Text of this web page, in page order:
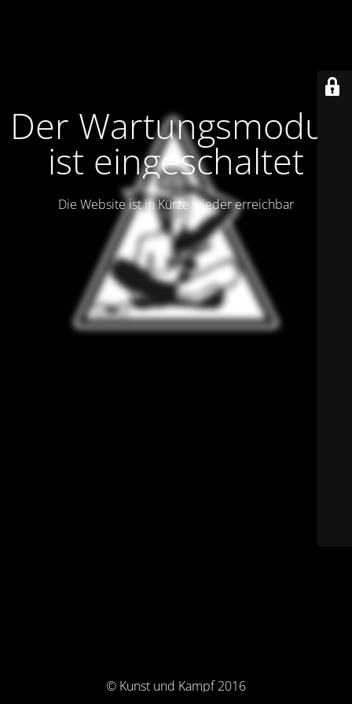
Der Wartungsmodus
ist eingeschaltet
Die Website ist in Kürze wieder erreichbar
© Kunst und Kampf 2016